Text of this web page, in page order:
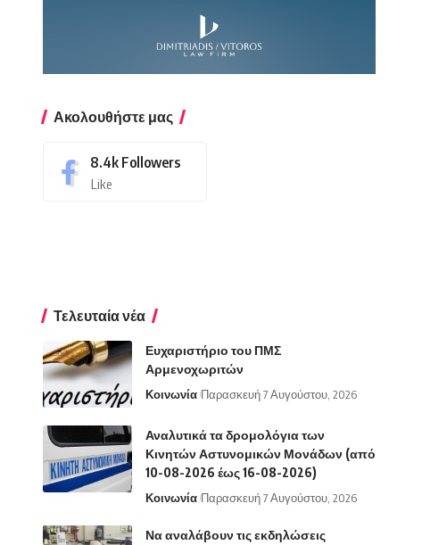
Ακολουθήστε μας
8.4k Followers
Like
Τελευταία νέα
Ευχαριστήριο του ΠΜΣ
Αρμενοχωριτών
Κοινωνία Παρασκευή 7 Αυγούστου, 2026
Αναλυτικά τα δρομολόγια των
Κινητών Αστυνομικών Μονάδων (από
10-08-2026 έως 16-08-2026)
Κοινωνία Παρασκευή 7 Αυγούστου, 2026
Να αναλάβουν τις εκδηλώσεις